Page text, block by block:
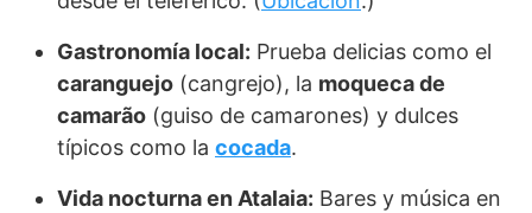
Gastronomía local: Prueba delicias como el
caranguejo (cangrejo), la moqueca de
camarão (guiso de camarones) y dulces
típicos como la cocada.
Vida nocturna en Atalaia: Bares y música en